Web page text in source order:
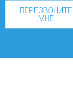
ПЕРЕЗВОНИТЕ
МНЕ